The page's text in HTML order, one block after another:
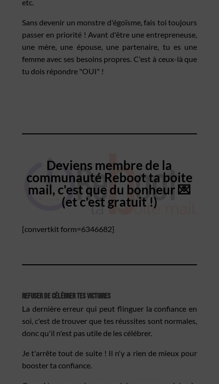
etc.
Sans devenir un monstre d'égoïsme, fais toi toujours
passer en priorité ! Avant d'être une entrepreneuse,
une mère, une épouse, une partenaire, tu es une
femme avec ses besoins propres. C'est à ceux-là que
tu dois répondre "OUI" !
Deviens membre de la
communauté Reboot ta boite
mail, c'est que du bonheur 💌
(et c'est gratuit !)
[convertkit form=6346682]
Refuser de célébrer tes victoires
La dernière erreur qui peut flinguer la confiance en
soi, c'est de trouver que tes réussites sont normales,
donc qu'il n'est pas utile de les célébrer.
Je t'arrête tout de suite ! Il n'y a rien de mieux pour
booster ta confiance.